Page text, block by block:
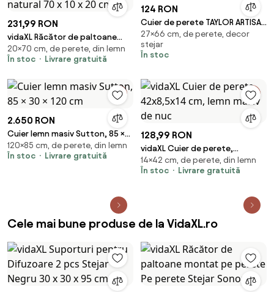
231,99 RON
vidaXL Răcător de paltoane
montat pe perete natural 70 x
10 x 20 cm
20×70 cm, de perete, din lemn
În stoc
Livrare gratuită
124 RON
Cuier de perete TAYLOR ARTISAN
66x30cm
27×66 cm, de perete, decor
stejar
În stoc
2.650 RON
Cuier lemn masiv Sutton, 85 ×
30 × 120 cm
120×85 cm, de perete, din lemn
În stoc
Livrare gratuită
128,99 RON
vidaXL Cuier de perete,
42x8,5x14 cm, lemn masiv de
nuc
14×42 cm, de perete, din lemn
În stoc
Livrare gratuită
Cele mai bune produse de la VidaXL.ro